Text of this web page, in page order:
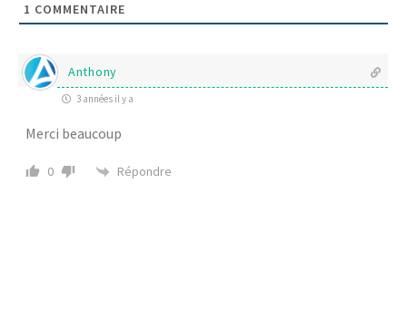
1 COMMENTAIRE
Anthony
3 années il y a
Merci beaucoup
0 Répondre